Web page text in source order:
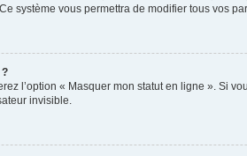
système vous permettra de modifier tous vos
l’option « Masquer mon statut en ligne ». Si
invisible.